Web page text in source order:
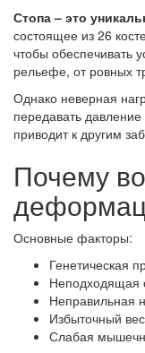
Стопа – это
состоящее из 26
чтобы обеспечивать
рельефе, от ровных
Однако неверная
передавать
приводит к другим
Почему
Основные факторы:
Генетическая
Неподходящая
Неправильная
Избыточный
Слабая